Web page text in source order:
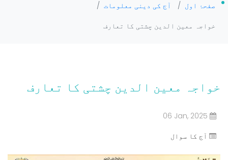
صفحۂ اول / آج کی دینی معلومات /
خواجہ معین الدین چشتی کا تعارف
خواجہ معین الدین چشتی کا تعارف
06 Jan, 2025
آج کا سوال